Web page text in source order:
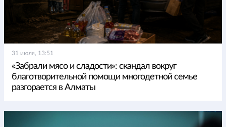
31 июля, 13:51
«Забрали мясо и сладости»: скандал вокруг
благотворительной помощи многодетной семье
разгорается в Алматы